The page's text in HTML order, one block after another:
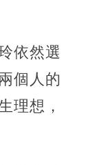
依然選
個人的
理想，